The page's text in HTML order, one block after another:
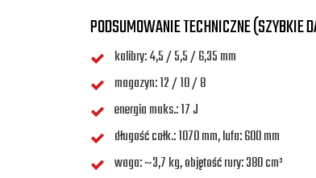
PODSUMOWANIE TECHNICZNE (SZYBKIE
kalibry: 4,5 / 5,5 / 6,35 mm
magazyn: 12 / 10 / 8
energia maks.: 17 J
długość całk.: 1070 mm, lufa: 600 mm
waga: ~3,7 kg, objętość rury: 380 cm³